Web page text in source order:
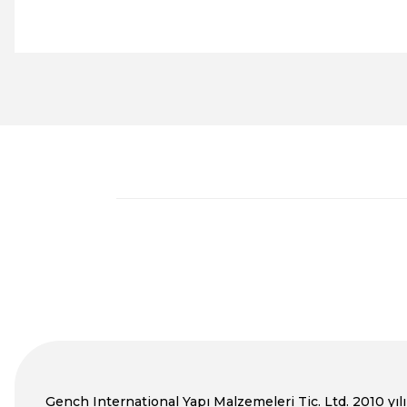
Gench International Yapı Malzemeleri Tic. Ltd. 2010